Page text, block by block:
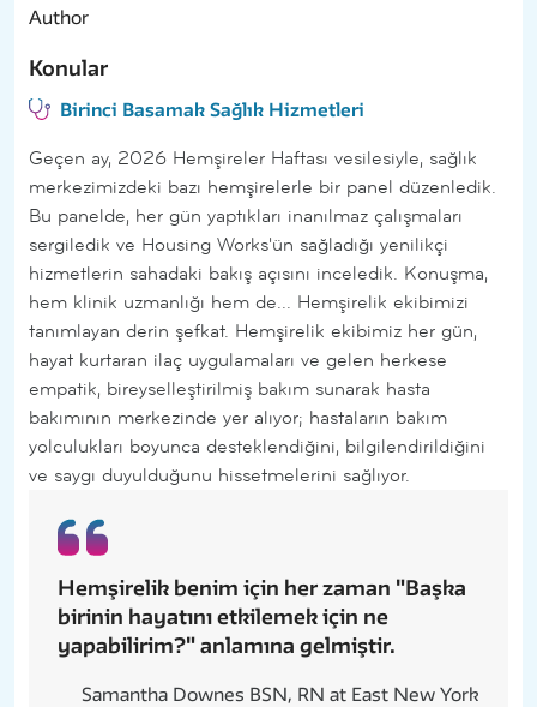
Geçen ay, 2026 Hemşireler Haftası vesilesiyle, sağlık
merkezimizdeki bazı hemşirelerle bir panel düzenledik.
Bu panelde, her gün yaptıkları inanılmaz çalışmaları
sergiledik ve Housing Works'ün sağladığı yenilikçi
hizmetlerin sahadaki bakış açısını inceledik. Konuşma,
hem klinik uzmanlığı hem de... Hemşirelik ekibimizi
tanımlayan derin şefkat. Hemşirelik ekibimiz her gün,
hayat kurtaran ilaç uygulamaları ve gelen herkese
empatik, bireyselleştirilmiş bakım sunarak hasta
bakımının merkezinde yer alıyor; hastaların bakım
yolculukları boyunca desteklendiğini, bilgilendirildiğini
ve saygı duyulduğunu hissetmelerini sağlıyor.
Hemşirelik benim için her zaman "Başka
birinin hayatını etkilemek için ne
yapabilirim?" anlamına gelmiştir.
Samantha Downes BSN, RN at East New York
Author
Konular
Birinci Basamak Sağlık Hizmetleri